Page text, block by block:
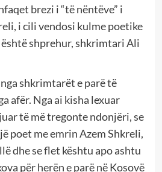
brezi i “të nëntëve” i
i cili vendosi kulme poetike
shprehur, shkrimtari Ali
shkrimtarët e parë të
afër. Nga ai kisha lexuar
të më tregonte ndonjëri, se
poet me emrin Azem Shkreli,
dhe se flet kështu apo ashtu
për herën e parë në Kosovë